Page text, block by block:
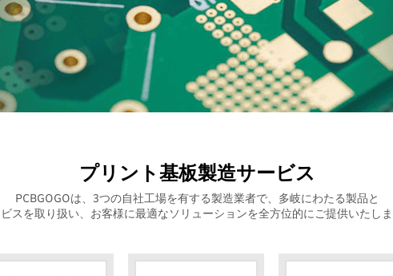
プリント基板製造サービス
PCBGOGOは、3つの自社工場を有する製造業者で、多岐にわたる製品と
スを取り扱い、お客様に最適なソリューションを全方位的にご提供いたしま